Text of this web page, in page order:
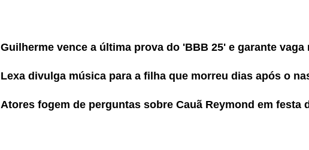
Guilherme vence a última prova do 'BBB 25' e garante vaga
Lexa divulga música para a filha que morreu dias após o
Atores fogem de perguntas sobre Cauã Reymond em festa